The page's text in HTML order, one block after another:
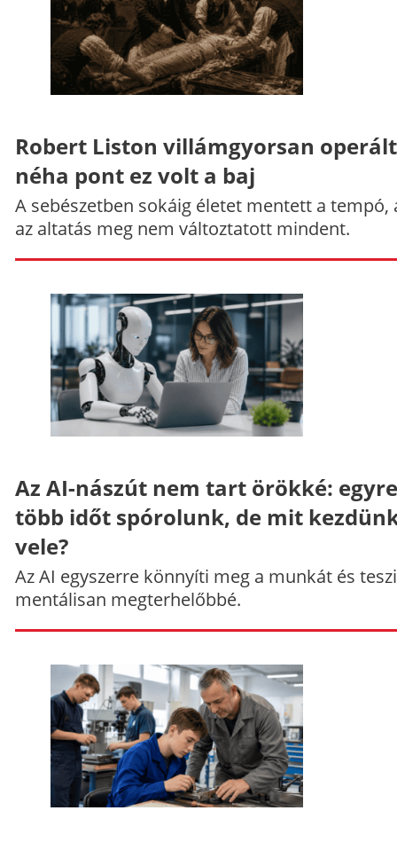
Robert Liston villámgyorsan
néha pont ez volt a baj
A sebészetben sokáig életet mentett a tempó,
az altatás meg nem változtatott mindent.
Az AI-nászút nem tart örökké: egyre
több időt spórolunk, de mit
vele?
Az AI egyszerre könnyíti meg a munkát és
mentálisan megterhelőbbé.